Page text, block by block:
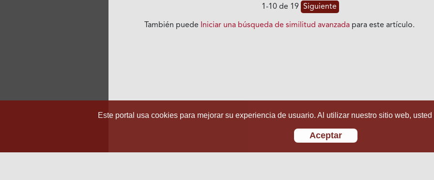
1-10 de 19 Siguiente
También puede Iniciar una búsqueda de similitud avanzada para este artículo.
Este portal usa cookies para mejorar su experiencia de usuario. Al utilizar nuestro sitio web,
Aceptar